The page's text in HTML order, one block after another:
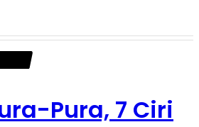
Pura, 7 Ciri